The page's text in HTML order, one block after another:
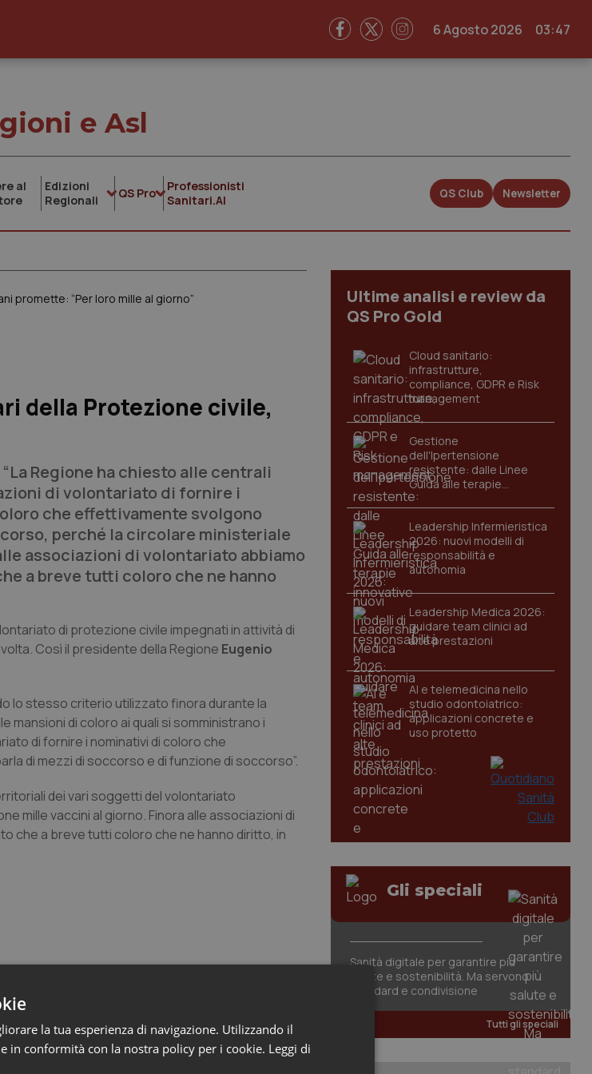
6 Agosto 2026 03:47
e Asl
al
Edizioni
Regionali
QS Pro
Professionisti
Sanitari.AI
QS Club Newsletter
promette: “Per loro mille al giorno”
della Protezione civile,
Regione ha chiesto alle centrali
di volontariato di fornire i
che effettivamente svolgono
perché la circolare ministeriale
associazioni di volontariato abbiamo
a breve tutti coloro che ne hanno
di protezione civile impegnati in attività di
Così il presidente della Regione Eugenio
lo stesso criterio utilizzato finora durante la
di coloro ai quali si somministrano i
di fornire i nominativi di coloro che
di mezzi di soccorso e di funzione di soccorso”.
dei vari soggetti del volontariato
mille vaccini al giorno. Finora alle associazioni di
che a breve tutti coloro che ne hanno diritto, in
Ultime analisi e review da
QS Pro Gold
Cloud sanitario:
infrastrutture,
compliance, GDPR e Risk
management
Gestione
dell'Ipertensione
resistente: dalle Linee
Guida alle terapie
innovative
Leadership Infermieristica
2026: nuovi modelli di
responsabilità e
autonomia
Leadership Medica 2026:
guidare team clinici ad
alte prestazioni
AI e telemedicina nello
studio odontoiatrico:
applicazioni concrete e
uso protetto
Gli speciali
Sanità digitale per garantire più
salute e sostenibilità. Ma servono
standard e condivisione
Tutti gli speciali
la tua esperienza di navigazione. Utilizzando il
in conformità con la nostra policy per i cookie. Leggi di